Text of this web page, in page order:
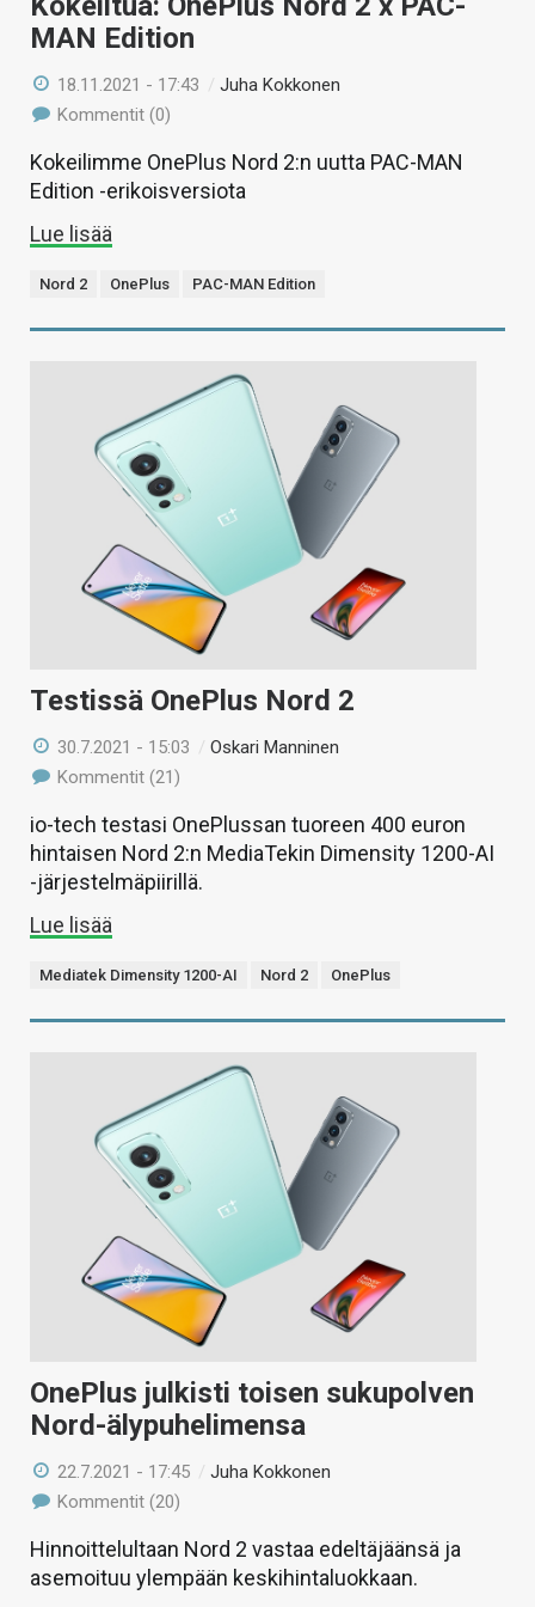
MAN Edition
18.11.2021 - 17:43 /Juha Kokkonen
Kommentit (0)
Kokeilimme OnePlus Nord 2:n uutta PAC-MAN
Edition -erikoisversiota
Lue lisää
Nord 2 OnePlus PAC-MAN Edition
Testissä OnePlus Nord 2
30.7.2021 - 15:03 /Oskari Manninen
Kommentit (21)
io-tech testasi OnePlussan tuoreen 400 euron
hintaisen Nord 2:n MediaTekin Dimensity 1200-AI
-järjestelmäpiirillä.
Lue lisää
Mediatek Dimensity 1200-AI Nord 2 OnePlus
OnePlus julkisti toisen sukupolven
Nord-älypuhelimensa
22.7.2021 - 17:45 /Juha Kokkonen
Kommentit (20)
Hinnoittelultaan Nord 2 vastaa edeltäjäänsä ja
asemoituu ylempään keskihintaluokkaan.